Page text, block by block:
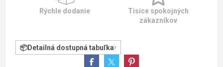
Rýchle dodanie
Tisíce spokojných
zákazníkov
Detailná dostupná tabuľka